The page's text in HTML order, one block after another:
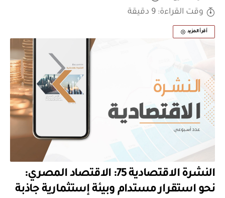
وقت القراءة: 9 دقيقة
أقرأ المزيد
النشرة الاقتصادية 75: الاقتصاد المصري:
نحو استقرار مستدام وبيئة إستثمارية جاذبة